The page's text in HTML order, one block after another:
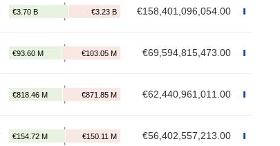
€158,401,096,054.00
€69,594,815,473.00
€62,440,961,011.00
€56,402,557,213.00